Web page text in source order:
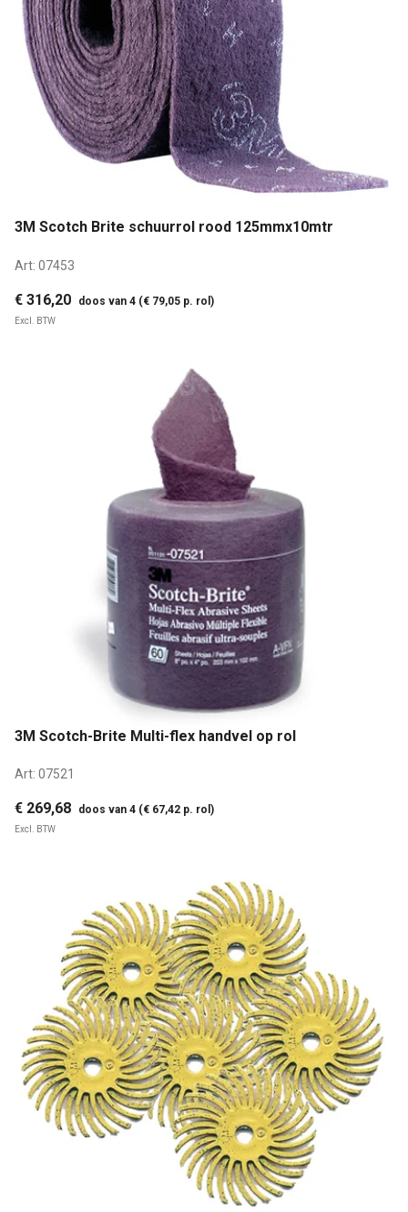
3M Scotch Brite schuurrol rood 125mmx10mtr
Art: 07453
€ 316,20 doos van 4 (€ 79,05 p. rol)
Excl. BTW
3M Scotch-Brite Multi-flex handvel op rol
Art: 07521
€ 269,68 doos van 4 (€ 67,42 p. rol)
Excl. BTW